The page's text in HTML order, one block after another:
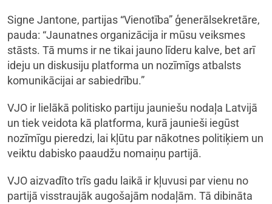
Signe Jantone, partijas “Vienotība” ģenerālsekretāre,
pauda: “Jaunatnes organizācija ir mūsu veiksmes
stāsts. Tā mums ir ne tikai jauno līderu kalve, bet arī
ideju un diskusiju platforma un nozīmīgs atbalsts
komunikācijai ar sabiedrību.”
VJO ir lielākā politisko partiju jauniešu nodaļa Latvijā
un tiek veidota kā platforma, kurā jaunieši iegūst
nozīmīgu pieredzi, lai kļūtu par nākotnes politiķiem un
veiktu dabisko paaudžu nomaiņu partijā.
VJO aizvadīto trīs gadu laikā ir kļuvusi par vienu no
partijā visstraujāk augošajām nodaļām. Tā dibināta